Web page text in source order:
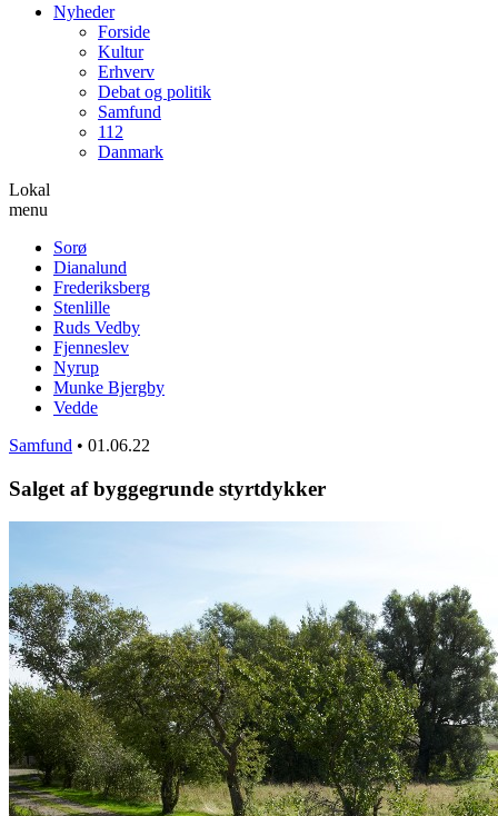
Nyheder
Forside
Kultur
Erhverv
Debat og politik
Samfund
112
Danmark
Lokal
menu
Sorø
Dianalund
Frederiksberg
Stenlille
Ruds Vedby
Fjenneslev
Nyrup
Munke Bjergby
Vedde
Samfund • 01.06.22
Salget af byggegrunde styrtdykker